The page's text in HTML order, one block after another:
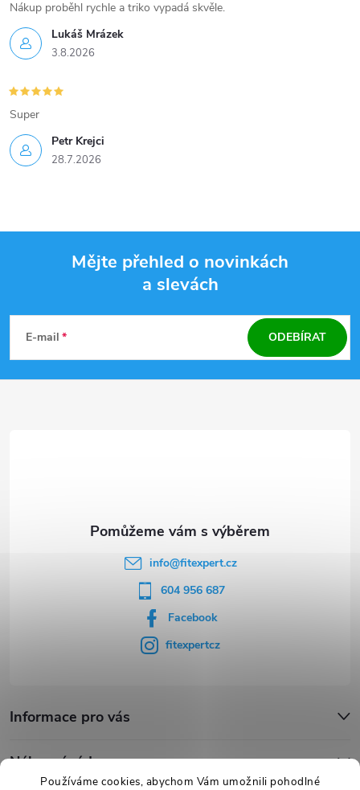
Používáme cookies, abychom Vám umožnili pohodlné
Lukáš Mrázek
3.8.2026
Nákup proběhl rychle a triko vypadá skvěle.
Petr Krejci
28.7.2026
Super
p
Mějte přehled o novinkách
a slevách
E-mail ODEBÍRAT
info@fitexpert.cz
604 956 687
Facebook
fitexpertcz
Informace pro vás
Nákupní rádce